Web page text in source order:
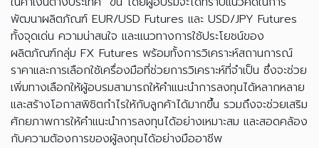
พัฒนาผลิตภัณฑ์ EUR/USD Futures และ USD/JPY Futures
ทั้งจุดเด่น ความน่าสนใจ และแนวทางการใช้ประโยชน์ของ
ผลิตภัณฑ์กลุ่ม FX Futures พร้อมทั้งการวิเคราะห์สถานการณ์
ราคาและการเลือกใช้เครื่องมือที่ช่วยการวิเคราะห์ที่จำเป็น ซึ่งจะช่วย
เพิ่มทางเลือกให้ผู้อบรมสามารถให้คำแนะนำการลงทุนได้หลากหลาย
และสร้างโอกาสพิชิตกำไรให้กับลูกค้าได้มากขึ้น รวมถึงจะช่วยเสริม
ศักยภาพการให้คำแนะนำการลงทุนได้อย่างเหมาะสม และสอดคล้อง
กับความต้องการของผู้ลงทุนได้อย่างมืออาชีพ